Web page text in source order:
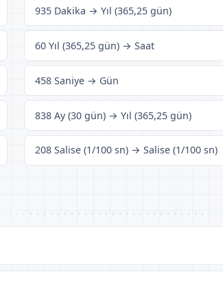
935 Dakika → Yıl (365,25 gün)
60 Yıl (365,25 gün) → Saat
458 Saniye → Gün
838 Ay (30 gün) → Yıl (365,25 gün)
208 Salise (1/100 sn) → Salise (1/100 sn)